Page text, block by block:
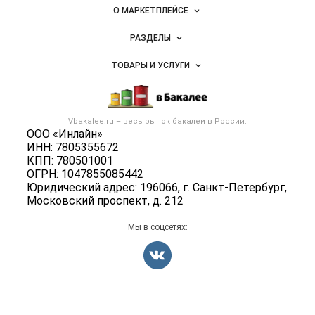
товаров,
ингредиентов
Важные разделы и контакты
Vbakalee.ru – весь рынок бакалеи в России.
ООО «Инлайн»
ИНН: 7805355672
КПП: 780501001
ОГРН: 1047855085442
Юридический адрес: 196066, г. Санкт-Петербург,
Московский проспект, д. 212
Навигация по сайтуО МАРКЕТПЛЕЙСЕ
Новости Vbakalee.ru
Размещение рекламы
Публичная оферта
Контактная информация
Политика обработки персональных данных
РАЗДЕЛЫ
Объявления
Новости рынка
ТОВАРЫ И УСЛУГИ
Бакалейные товары
Услуги
Добавить объявление
Мы в соцсетях: